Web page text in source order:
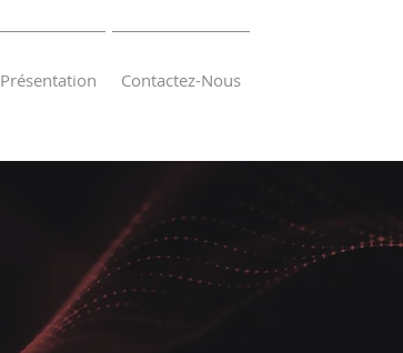
Présentation Contactez-Nous